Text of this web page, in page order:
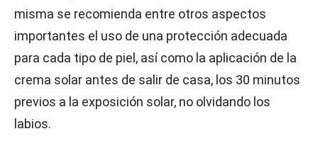
misma se recomienda entre otros aspectos
importantes el uso de una protección adecuada
para cada tipo de piel, así como la aplicación de la
crema solar antes de salir de casa, los 30 minutos
previos a la exposición solar, no olvidando los
labios.